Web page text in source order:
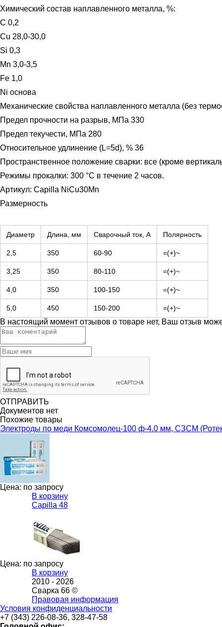
Химический состав наплавленного металла, %:
C 0,2
Cu 28,0-30,0
Si 0,3
Mn 3,0-3,5
Fe 1,0
Ni основа
Механические свойства наплавленного металла (без
Предел прочности на разрыв, МПа 330
Предел текучести, МПа 280
Относительное удлинение (L=5d), % 36
Пространственное положение сварки: все (кроме
Режимы прокалки: 300 °C в течение 2 часов.
Артикул: Capilla NiCu30Mn
Размерность
Диаметр Длина, мм Сварочный ток, А Полярность
2,5 350 60-90 =(+)~
3,25 350 80-110 =(+)~
4,0 350 100-150 =(+)~
5,0 450 150-200 =(+)~
В настоящий момент отзывов о товаре нет, Ваш отзыв
ОТПРАВИТЬ
Документов нет
Похожие товары
Электроды по меди Комсомолец-100 ф-4.0 мм, СЗСМ
Цена: по запросу
В корзину
Capilla 48
Цена: по запросу
В корзину
2010 - 2026
Сварка 66 ©
Правовая информация
Условия конфиденциальности
+7 (343) 226-08-36, 328-47-58